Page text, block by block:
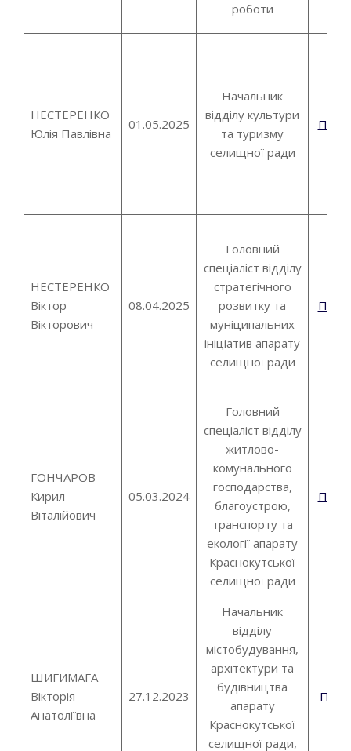
роботи
НЕСТЕРЕНКО
Юлія Павлівна
01.05.2025
Начальник
відділу культури
та туризму
селищної ради
НЕСТЕРЕНКО
Віктор
Вікторович
08.04.2025
Головний
спеціаліст відділу
стратегічного
розвитку та
муніципальних
ініціатив апарату
селищної ради
ГОНЧАРОВ
Кирил
Віталійович
05.03.2024
Головний
спеціаліст відділу
житлово-
комунального
господарства,
благоустрою,
транспорту та
екології апарату
Краснокутської
селищної ради
ШИГИМАГА
Вікторія
Анатоліївна
27.12.2023
Начальник
відділу
містобудування,
архітектури та
будівництва
апарату
Краснокутської
селищної ради,